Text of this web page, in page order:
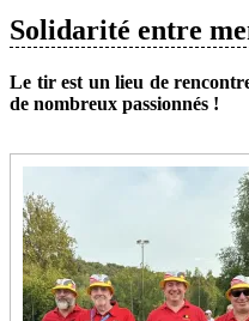
Solidarité entre
Le tir est un lieu de
de nombreux passionnés !